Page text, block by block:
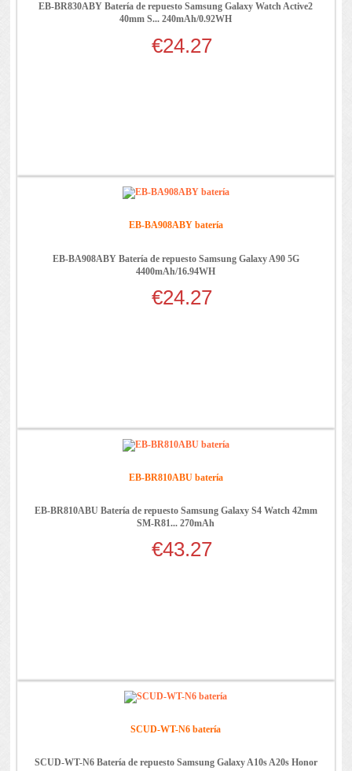
EB-BR830ABY Batería de repuesto Samsung Galaxy Watch Active2
40mm S... 240mAh/0.92WH
€24.27
EB-BA908ABY batería
EB-BA908ABY Batería de repuesto Samsung Galaxy A90 5G
4400mAh/16.94WH
€24.27
EB-BR810ABU batería
EB-BR810ABU Batería de repuesto Samsung Galaxy S4 Watch 42mm
SM-R81... 270mAh
€43.27
SCUD-WT-N6 batería
SCUD-WT-N6 Batería de repuesto Samsung Galaxy A10s A20s Honor